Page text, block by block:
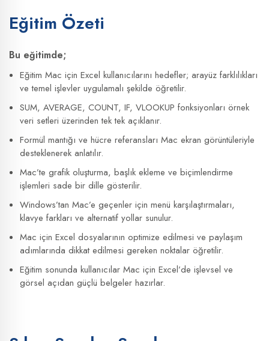
Eğitim Özeti
Bu eğitimde;
Eğitim Mac için Excel kullanıcılarını hedefler; arayüz farklılıkları
ve temel işlevler uygulamalı şekilde öğretilir.
SUM, AVERAGE, COUNT, IF, VLOOKUP fonksiyonları örnek
veri setleri üzerinden tek tek açıklanır.
Formül mantığı ve hücre referansları Mac ekran görüntüleriyle
desteklenerek anlatılır.
Mac’te grafik oluşturma, başlık ekleme ve biçimlendirme
işlemleri sade bir dille gösterilir.
Windows’tan Mac’e geçenler için menü karşılaştırmaları,
klavye farkları ve alternatif yollar sunulur.
Mac için Excel dosyalarının optimize edilmesi ve paylaşım
adımlarında dikkat edilmesi gereken noktalar öğretilir.
Eğitim sonunda kullanıcılar Mac için Excel’de işlevsel ve
görsel açıdan güçlü belgeler hazırlar.